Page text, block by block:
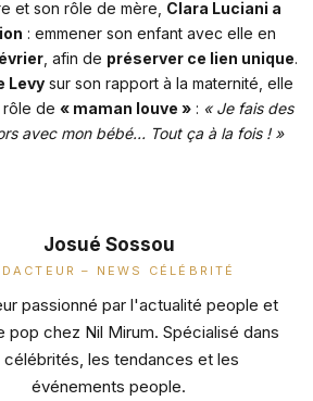
et son rôle de mère, Clara Luciani a
: emmener son enfant avec elle en
, afin de préserver ce lien unique.
Levy sur son rapport à la maternité, elle
rôle de « maman louve » : « Je fais des
avec mon bébé… Tout ça à la fois ! »
Josué Sossou
– NEWS CÉLÉBRITÉ
passionné par l'actualité people et
pop chez Nil Mirum. Spécialisé dans
célébrités, les tendances et les
événements people.